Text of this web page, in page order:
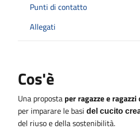
Punti di contatto
Allegati
Cos'è
Una proposta per ragazze e ragazzi
per imparare le basi del cucito
del riuso e della sostenibilità.